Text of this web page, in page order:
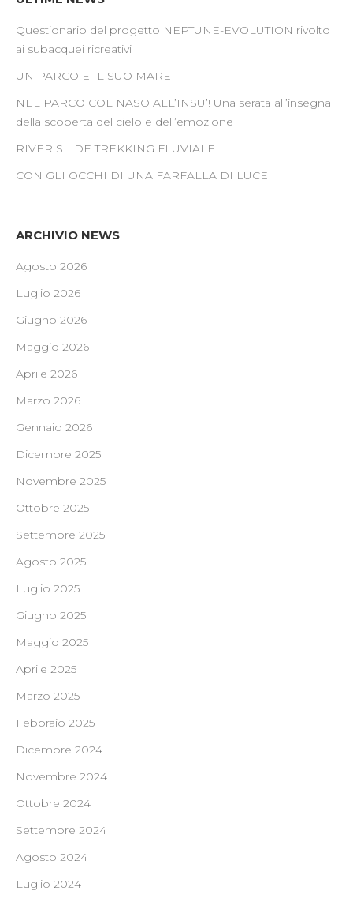
Questionario del progetto NEPTUNE-EVOLUTION rivolto
ai subacquei ricreativi
UN PARCO E IL SUO MARE
NEL PARCO COL NASO ALL’INSU’! Una serata all’insegna
della scoperta del cielo e dell’emozione
RIVER SLIDE TREKKING FLUVIALE
CON GLI OCCHI DI UNA FARFALLA DI LUCE
ARCHIVIO NEWS
Agosto 2026
Luglio 2026
Giugno 2026
Maggio 2026
Aprile 2026
Marzo 2026
Gennaio 2026
Dicembre 2025
Novembre 2025
Ottobre 2025
Settembre 2025
Agosto 2025
Luglio 2025
Giugno 2025
Maggio 2025
Aprile 2025
Marzo 2025
Febbraio 2025
Dicembre 2024
Novembre 2024
Ottobre 2024
Settembre 2024
Agosto 2024
Luglio 2024